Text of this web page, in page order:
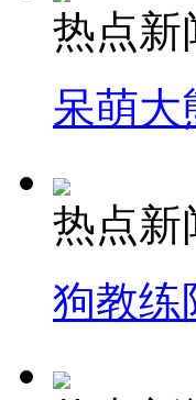
热点新
呆萌大
热点新
狗教练